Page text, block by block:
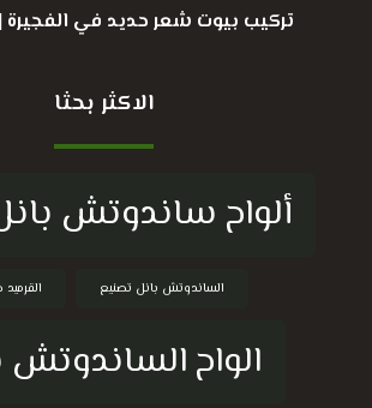
تركيب بيوت شعر حديد في الفجيرة |0503163139|
الاكثر بحثا
ألواح ساندوتش
الساندوتش بانل تصنيع
الواح الساندوتش